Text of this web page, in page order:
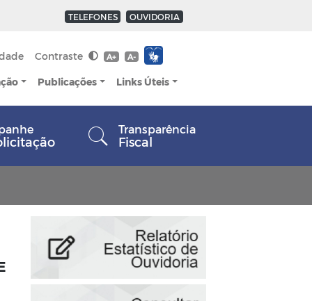
TELEFONES OUVIDORIA
Contraste A+ A-
Publicações Links Úteis
Transparência
Fiscal